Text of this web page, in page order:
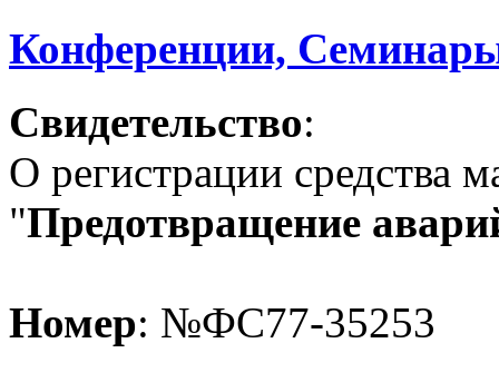
Конференции,
Свидетельство:
О регистрации средства
"Предотвращение
Номер: №ФС77-35253